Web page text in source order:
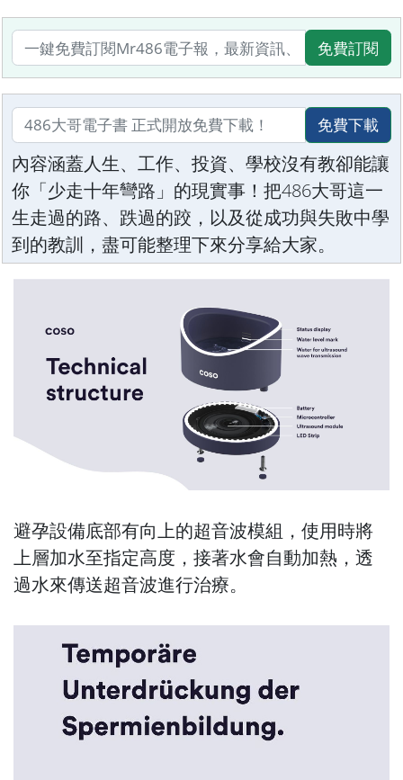
免費訂閱
免費下載
內容涵蓋人生、工作、投資、學校沒有教卻能讓
你「少走十年彎路」的現實事！把486大哥這一
生走過的路、跌過的跤，以及從成功與失敗中學
到的教訓，盡可能整理下來分享給大家。
避孕設備底部有向上的超音波模組，使用時將
上層加水至指定高度，接著水會自動加熱，透
過水來傳送超音波進行治療。